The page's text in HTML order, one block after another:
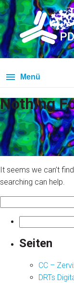
Menü
Nothing
It seems we can’t
searching can help.
Seiten
CC –
DRTs